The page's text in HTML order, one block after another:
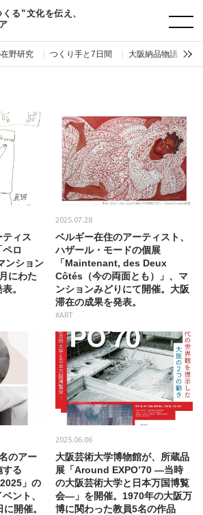
る”文化を伝え、
野研究 つくり手と7日間 大阪納品物語
ィス
ペロ
ンション
にわた
。
2025.07.28
ベルギー在住のアーティスト、
ハザール・モードの個展
「Maintenant, des Deux
Côtés（今の両面とも）」、マ
ンションみどりにて開催。大阪
滞在の成果を発表。
#ART
のアー
する
」の
ント、
開催。
2025.06.06
大阪芸術大学博物館が、所蔵品
展「Around EXPO’70 ―当時
の大阪芸術大学と日本万国博覧
会―」を開催。1970年の大阪万
博に関わった教員5名の作品